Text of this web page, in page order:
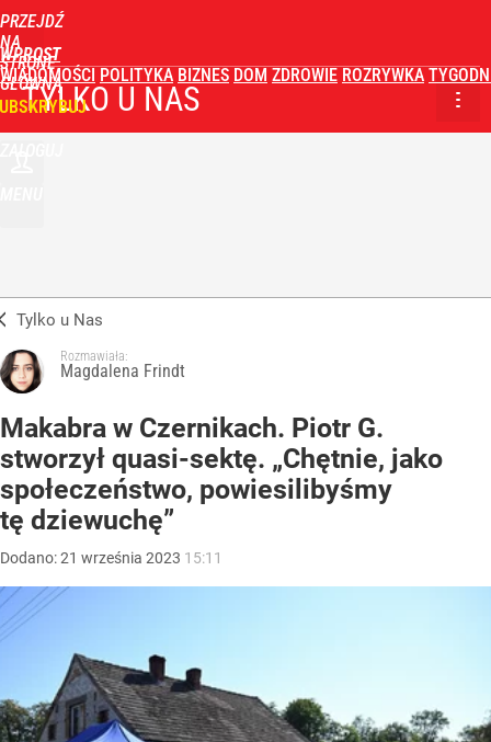
PRZEJDŹ
NA
STRONĘ
GŁÓWNĄ
WPROST
WIADOMOŚCI POLITYKA BIZNES DOM ZDROWIE ROZRYWKA
TYLKO U NAS
Tylko u Nas
Rozmawiała:
Magdalena Frindt
Makabra w Czernikach. Piotr G.
stworzył quasi-sektę. „Chętnie, jako
społeczeństwo, powiesilibyśmy
tę dziewuchę”
Dodano:21 września 2023 15:11